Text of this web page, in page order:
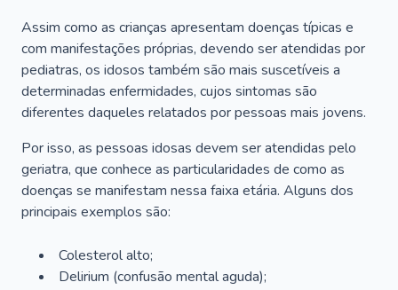
Assim como as crianças apresentam doenças típicas e
com manifestações próprias, devendo ser atendidas por
pediatras, os idosos também são mais suscetíveis a
determinadas enfermidades, cujos sintomas são
diferentes daqueles relatados por pessoas mais jovens.
Por isso, as pessoas idosas devem ser atendidas pelo
geriatra, que conhece as particularidades de como as
doenças se manifestam nessa faixa etária. Alguns dos
principais exemplos são:
Colesterol alto;
Delirium (confusão mental aguda);